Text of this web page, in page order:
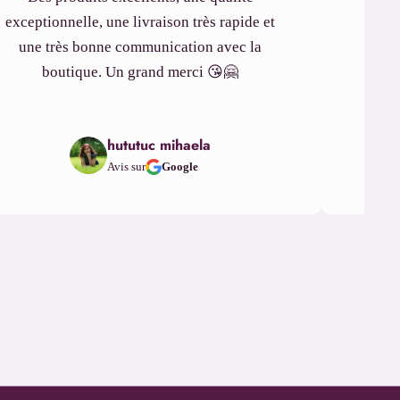
exceptionnelle, une livraison très rapide et
une très bonne communication avec la
boutique. Un grand merci 😘🤗
hututuc mihaela
Avis sur Google